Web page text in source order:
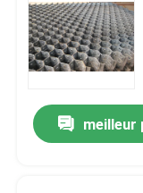
meilleur